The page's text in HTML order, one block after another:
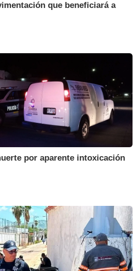
que beneficiará a
por aparente intoxicación